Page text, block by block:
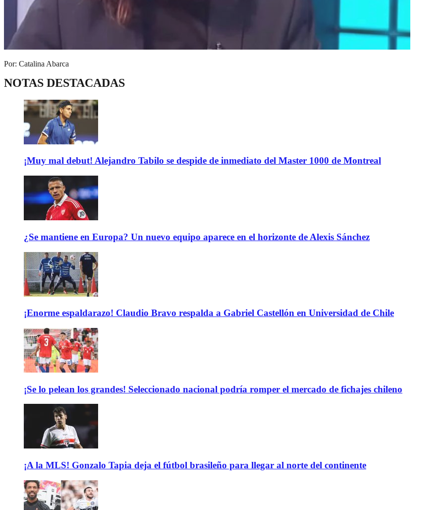
Por: Catalina Abarca
NOTAS DESTACADAS
¡Muy mal debut! Alejandro Tabilo se despide de inmediato del Master 1000 de Montreal
¿Se mantiene en Europa? Un nuevo equipo aparece en el horizonte de Alexis Sánchez
¡Enorme espaldarazo! Claudio Bravo respalda a Gabriel Castellón en Universidad de Chile
¡Se lo pelean los grandes! Seleccionado nacional podría romper el mercado de fichajes chileno
¡A la MLS! Gonzalo Tapia deja el fútbol brasileño para llegar al norte del continente